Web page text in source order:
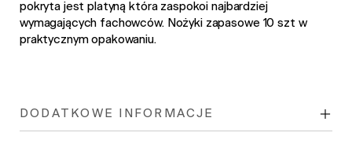
pokryta jest platyną która zaspokoi najbardziej
wymagających fachowców. Nożyki zapasowe 10 szt w
praktycznym opakowaniu.
DODATKOWE INFORMACJE